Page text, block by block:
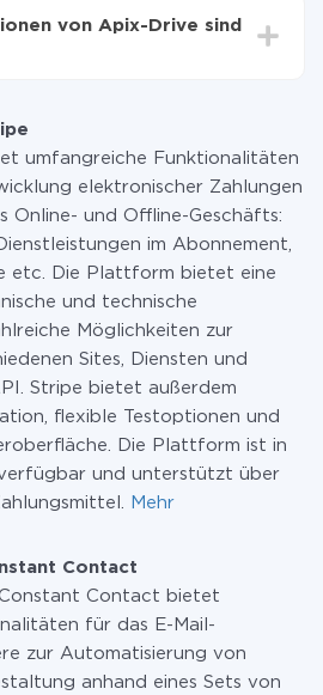
die über unseren
auf ein anderes übertragen
zu
von Apix-Drive sind
umfangreiche Funktionalitäten
elektronischer Zahlungen
Online- und Offline-Geschäfts:
im Abonnement,
etc. Die Plattform bietet eine
und technische
Möglichkeiten zur
Sites, Diensten und
Stripe bietet außerdem
flexible Testoptionen und
Die Plattform ist in
und unterstützt über
Mehr
Contact
Contact bietet
für das E-Mail-
zur Automatisierung von
anhand eines Sets von